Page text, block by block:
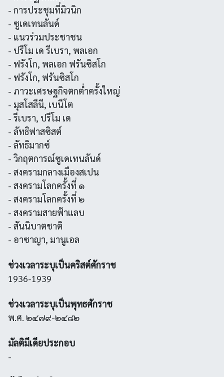
- การประชุมที่มิวนิก
- ซูเดเทนลันด์
- แนวร่วมประชาชน
- ปรีโม เด รีเบรา, พลเอก
- ฟรังโก, พลเอก ฟรันซิสโก
- ฟรังโก, ฟรันซิสโก
- ภาวะเศรษฐกิจตกตํ่าครั้งใหญ่
- มุสโสลีนี, เบนีโต
- รีเบรา, ปรีโม เด
- ลัทธิฟาสซิสต์
- ลัทธิมากซ์
- วิกฤตการณ์ซูเดเทนลันด์
- สงครามกลางเมืองสเปน
- สงครามโลกครั้งที่ ๑
- สงครามโลกครั้งที่ ๒
- สงครามสายฟ้าแลบ
- สันนิบาตชาติ
- อาซาญา, มานูเอล
ช่วงเวลาระบุเป็นคริสต์ศักราช
1936-1939
ช่วงเวลาระบุเป็นพุทธศักราช
พ.ศ. ๒๔๗๙-๒๔๘๒
มัลติมีเดียประกอบ
-